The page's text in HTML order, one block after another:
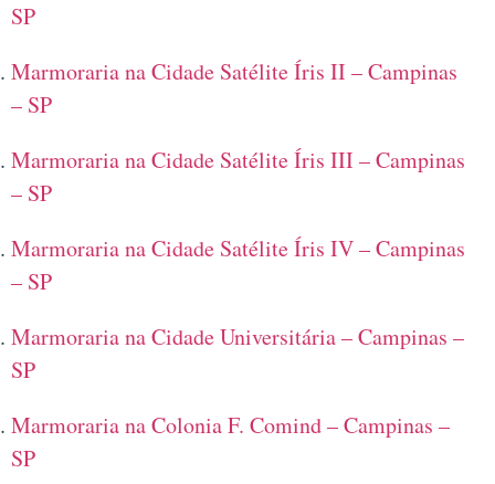
SP
Marmoraria na Cidade Satélite Íris II – Campinas
– SP
Marmoraria na Cidade Satélite Íris III – Campinas
– SP
Marmoraria na Cidade Satélite Íris IV – Campinas
– SP
Marmoraria na Cidade Universitária – Campinas –
SP
Marmoraria na Colonia F. Comind – Campinas –
SP